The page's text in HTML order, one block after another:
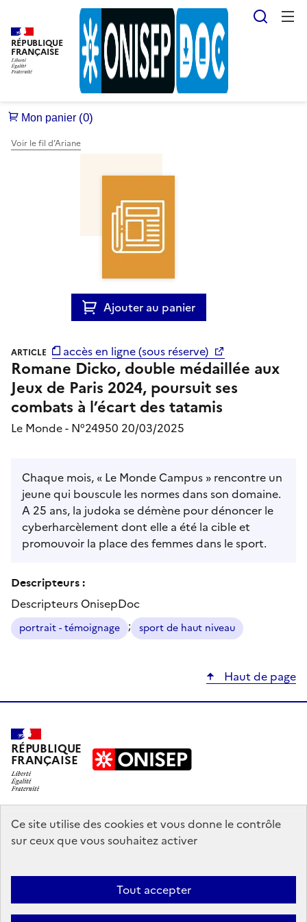
Ce site utilise des cookies et vous donne le contrôle
sur ceux que vous souhaitez activer
Tout accepter
RÉPUBLIQUE
FRANÇAISE
Voir le fil d’Ariane
Ajouter au panier
accès en ligne (sous réserve)
ARTICLE
Romane Dicko, double médaillée aux
Jeux de Paris 2024, poursuit ses
combats à l’écart des tatamis
Le Monde - N°24950 20/03/2025
Chaque mois, « Le Monde Campus » rencontre un
jeune qui bouscule les normes dans son domaine.
A 25 ans, la judoka se démène pour dénoncer le
cyberharcèlement dont elle a été la cible et
promouvoir la place des femmes dans le sport.
Descripteurs :
Descripteurs OnisepDoc
portrait - témoignage ; sport de haut niveau
Haut de page
RÉPUBLIQUE
FRANÇAISE
education.gouv.fr
enseignementsup-recherche.gouv.fr